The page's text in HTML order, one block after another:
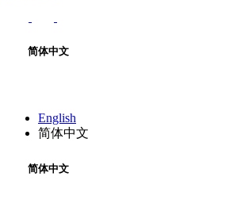
简体中文
English
简体中文
简体中文